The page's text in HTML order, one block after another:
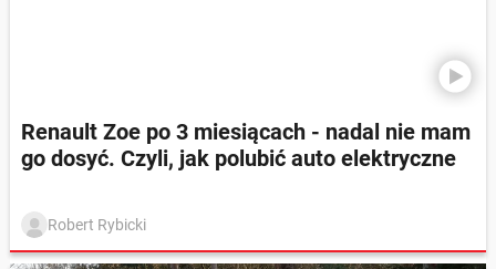
Renault Zoe po 3 miesiącach - nadal nie mam
go dosyć. Czyli, jak polubić auto elektryczne
Robert Rybicki